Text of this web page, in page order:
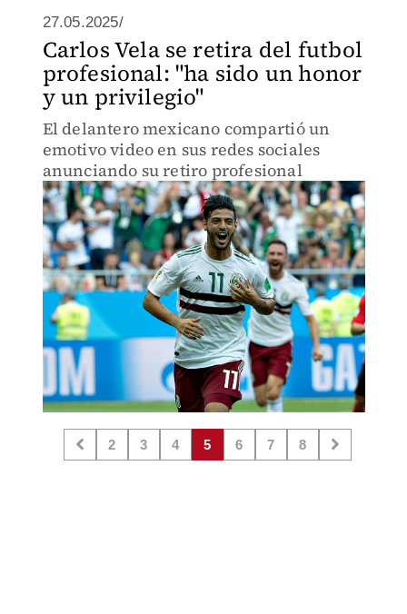
27.05.2025/
Carlos Vela se retira del futbol
profesional: "ha sido un honor
y un privilegio"
El delantero mexicano compartió un
emotivo video en sus redes sociales
anunciando su retiro profesional
2 3 4 5 6 7 8